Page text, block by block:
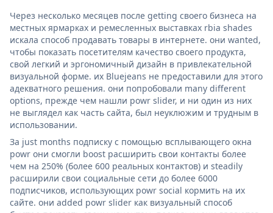
Через несколько месяцев после getting своего бизнеса на
местных ярмарках и ремесленных выставках rbia shades
искала способ продавать товары в интернете. они wanted,
чтобы показать посетителям качество своего продукта,
свой легкий и эргономичный дизайн в привлекательной
визуальной форме. их Bluejeans не предоставили для этого
адекватного решения. они попробовали many different
options, прежде чем нашли powr slider, и ни один из них
не выглядел как часть сайта, был неуклюжим и трудным в
использовании.
За just months подписку с помощью всплывающего окна
powr они смогли boost расширить свои контакты более
чем на 250% (более 600 реальных контактов) и steadily
расширили свои социальные сети до более 6000
подписчиков, использующих powr social кормить на их
сайте. они added powr slider как визуальный способ